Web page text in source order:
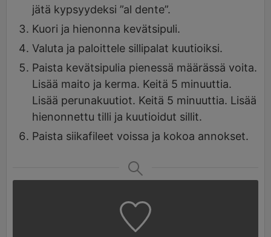
jätä kypsyydeksi ”al dente”.
Kuori ja hienonna kevätsipuli.
Valuta ja paloittele sillipalat kuutioiksi.
Paista kevätsipulia pienessä määrässä voita.
Lisää maito ja kerma. Keitä 5 minuuttia.
Lisää perunakuutiot. Keitä 5 minuuttia. Lisää
hienonnettu tilli ja kuutioidut sillit.
Paista siikafileet voissa ja kokoa annokset.